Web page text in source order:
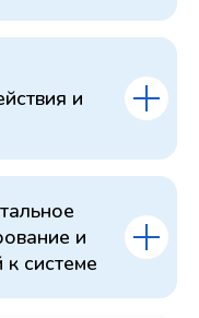
и
и
системе